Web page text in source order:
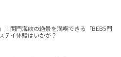
！関門海峡の絶景を満喫できる「BEB5門
テイ体験はいかが？